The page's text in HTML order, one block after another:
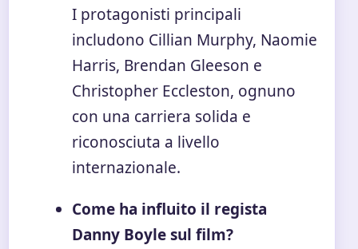
I protagonisti principali
includono Cillian Murphy, Naomie
Harris, Brendan Gleeson e
Christopher Eccleston, ognuno
con una carriera solida e
riconosciuta a livello
internazionale.
Come ha influito il regista
Danny Boyle sul film?